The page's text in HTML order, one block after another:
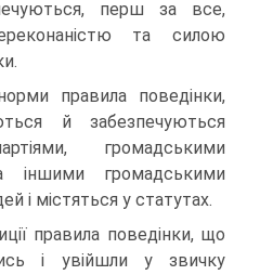
перш за все,
та силою
правила поведінки,
й забезпечуються
громадськими
іншими громадськими
і містяться у статутах.
правила поведінки, що
і увійшли у звичку